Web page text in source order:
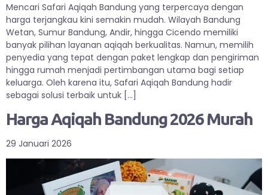
Mencari Safari Aqiqah Bandung yang terpercaya dengan
harga terjangkau kini semakin mudah. Wilayah Bandung
Wetan, Sumur Bandung, Andir, hingga Cicendo memiliki
banyak pilihan layanan aqiqah berkualitas. Namun, memilih
penyedia yang tepat dengan paket lengkap dan pengiriman
hingga rumah menjadi pertimbangan utama bagi setiap
keluarga. Oleh karena itu, Safari Aqiqah Bandung hadir
sebagai solusi terbaik untuk […]
Harga Aqiqah Bandung 2026 Murah
29 Januari 2026